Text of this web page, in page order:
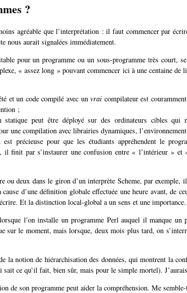
?
agréable que l’interprétation : il faut commencer par
nous aurait signalées immédiatement.
pour un programme ou un sous-programme très court,
« assez long » pouvant commencer ici à une centaine
et un code compilé avec unvrai compilateur est
;
peut être déployé sur des ordinateurs cibles qui
une compilation avec librairies dynamiques,
précieuse pour que les étudiants appréhendent le
il finit par s’instaurer une confusion entre « l’intérieur »
ou deux dans le giron d’un interprète Scheme, par exemple,
d’une définition globale effectuée une heure avant, de
Et la distinction local-global a un sens et une importance.
l’on installe un programme Perl auquel il manque un
sur le moment, mais lorsque, deux mois plus tard, on
la notion de hiérarchisation des données, qui montrent la
ce qu’il fait, bien sûr, mais pour le simple mortel).
de son programme peut aider la compréhension. Me